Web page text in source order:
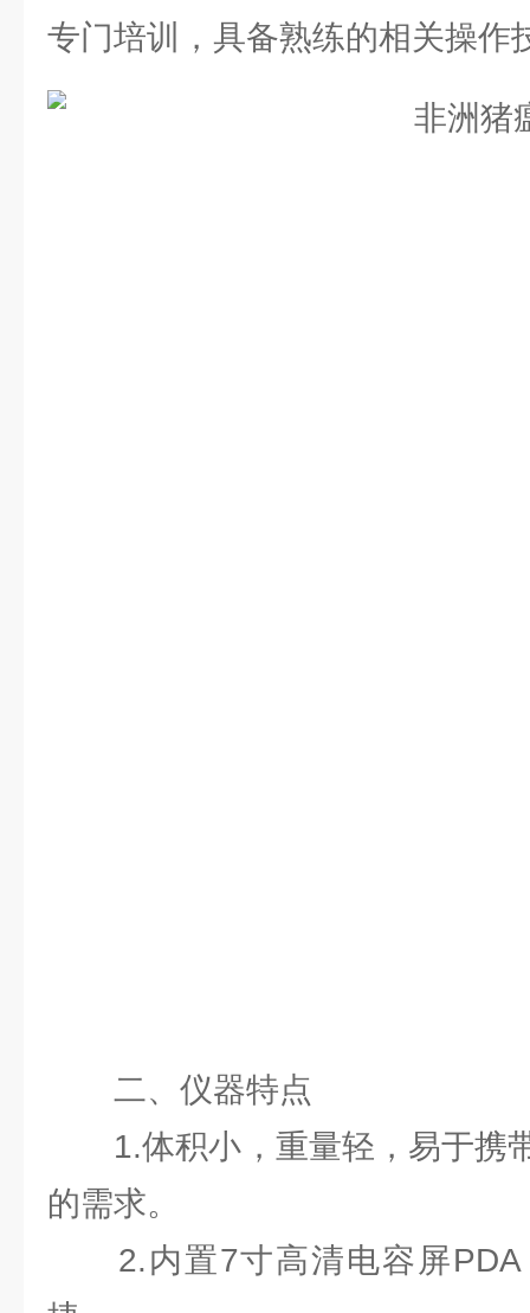
专门培训，具备熟练的相关操作
二、仪器特点
1.体积小，重量轻，易于携
的需求。
2.内置7寸高清电容屏PDA